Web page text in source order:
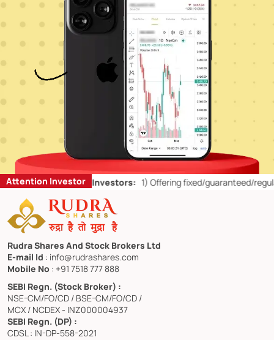
Attention Investor
for Retail Investors: 1)Offering fixed/guaranteed/regular
Rudra Shares And Stock Brokers Ltd
E-mail Id : info@rudrashares.com
Mobile No : +91 7518 777 888
SEBI Regn. (Stock Broker) :
NSE-CM/FO/CD / BSE-CM/FO/CD /
MCX / NCDEX - INZ000004937
SEBI Regn. (DP) :
CDSL : IN-DP-558-2021